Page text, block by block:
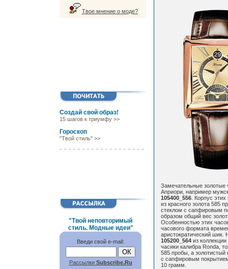
Твое мнение о моде?
Создай свой образ!
15 шагов к триумфу >>
Гороскоп
"Твой стиль" >>
"Твой неповторимый
стиль. Модные идеи"
Введи свой e-mail:
РассылкиSubscribe.Ru
Замечательные золотые
Априори, например
105400_556. Корпус этих
из красного золота 585
стеклом с сапфировым
образом общий вес
Особенностью этих
часового формата
аристократический
105200_564из
часики калибра Ronda,
585 пробы, а золотистый
с сапфировым
10 грамм.